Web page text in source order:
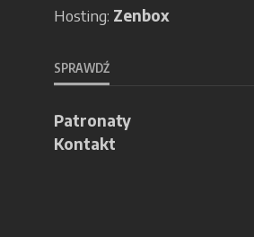
Hosting: Zenbox
SPRAWDŹ
Patronaty
Kontakt